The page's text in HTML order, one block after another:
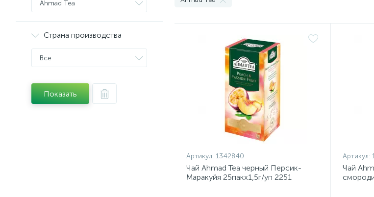
Ahmad Tea
Страна производства
Все
Показать
Артикул: 1342840
Чай Ahmad Tea черный Персик-
Маракуйя 25пакx1,5г/уп 2251
Артикул:
Чай